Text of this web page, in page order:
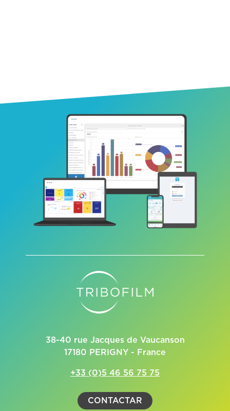
38-40 rue Jacques de Vaucanson
17180 PERIGNY - France
+33 (0)5 46 56 75 75
CONTACTAR